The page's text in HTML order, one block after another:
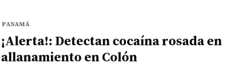
PANAMÁ
¡Alerta!: Detectan cocaína rosada en
allanamiento en Colón